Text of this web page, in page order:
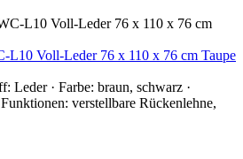
L10 Voll-Leder 76 x 110 x 76 cm Taupe
Leder · Farbe: braun, schwarz ·
verstellbare Rückenlehne,